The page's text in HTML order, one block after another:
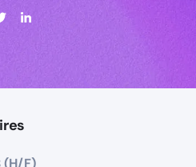
(H/F)